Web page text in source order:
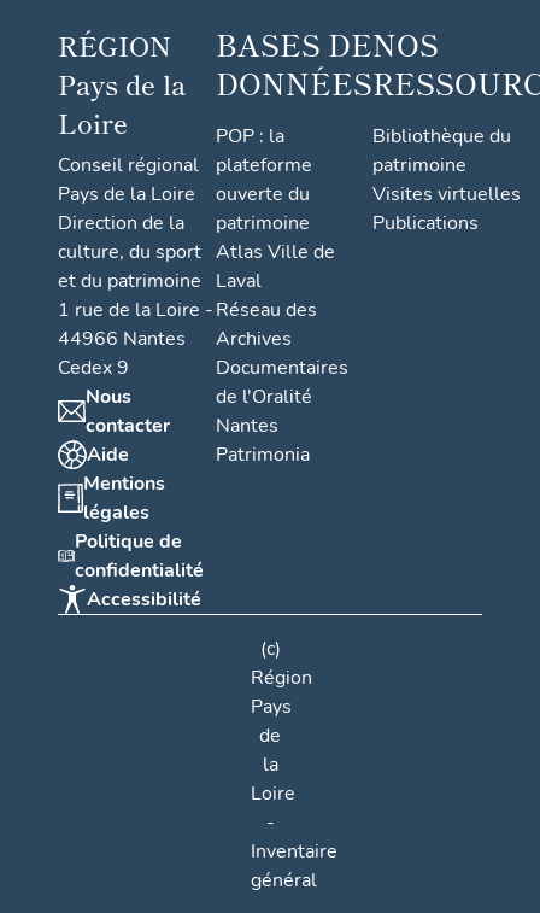
RÉGION
Pays de la
Loire
Conseil régional
Pays de la Loire
Direction de la
culture, du sport
et du patrimoine
1 rue de la Loire -
44966 Nantes
Cedex 9
Nous
contacter
Aide
Mentions
légales
Politique de
confidentialité
Accessibilité
BASES DE
DONNÉES
POP : la
plateforme
ouverte du
patrimoine
Atlas Ville de
Laval
Réseau des
Archives
Documentaires
de l'Oralité
Nantes
Patrimonia
NOS
Bibliothèque du
patrimoine
Visites virtuelles
Publications
(c)
Région
Pays
de
la
Loire
-
Inventaire
général